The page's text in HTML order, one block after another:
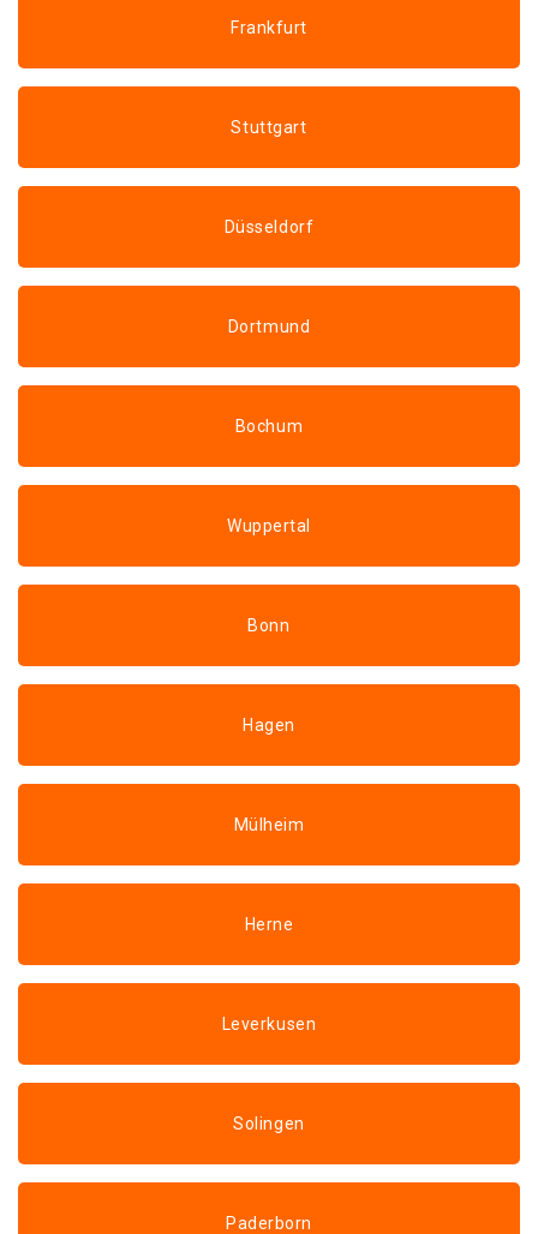
Frankfurt
Stuttgart
Düsseldorf
Dortmund
Bochum
Wuppertal
Bonn
Hagen
Mülheim
Herne
Leverkusen
Solingen
Paderborn